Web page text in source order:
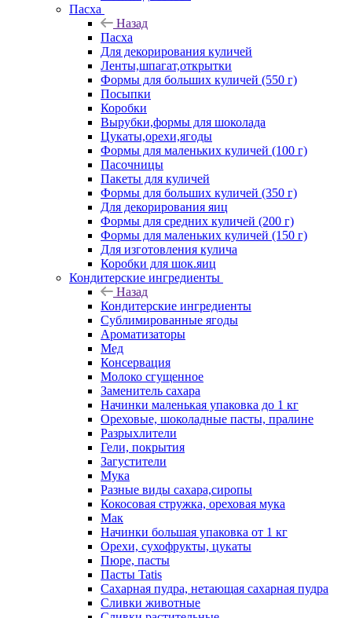
Пасха
Назад
Пасха
Для декорирования куличей
Ленты,шпагат,открытки
Формы для больших куличей (550 г)
Посыпки
Коробки
Вырубки,формы для шоколада
Цукаты,орехи,ягоды
Формы для маленьких куличей (100 г)
Пасочницы
Пакеты для куличей
Формы для больших куличей (350 г)
Для декорирования яиц
Формы для средних куличей (200 г)
Формы для маленьких куличей (150 г)
Для изготовления кулича
Коробки для шок.яиц
Кондитерские ингредиенты
Назад
Кондитерские ингредиенты
Сублимированные ягоды
Ароматизаторы
Мед
Консервация
Молоко сгущенное
Заменитель сахара
Начинки маленькая упаковка до 1 кг
Ореховые, шоколадные пасты, пралине
Разрыхлители
Гели, покрытия
Загустители
Мука
Разные виды сахара,сиропы
Кокосовая стружка, ореховая мука
Мак
Начинки большая упаковка от 1 кг
Орехи, сухофрукты, цукаты
Пюре, пасты
Пасты Tatis
Сахарная пудра, нетающая сахарная пудра
Сливки животные